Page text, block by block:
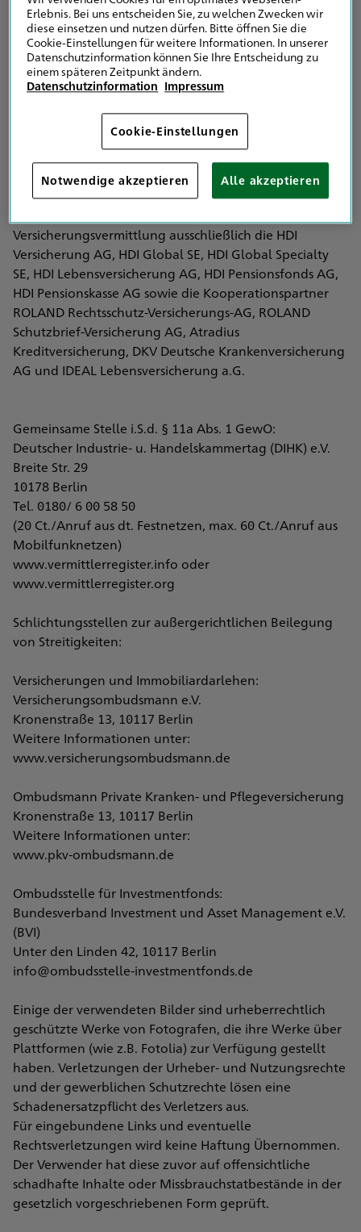
Satz 1 GewO
Vermittlerregister Registernummer: D-JT2B-ZX9RQ-26
Erlaubnis und Registerbehörde:
Sentmaringer Weg 61
Die Erlaubnisbehörde ist auch die Registerbehörde.
Versicherungsvermittlung ausschließlich die HDI
Versicherung AG, HDI Global SE, HDI Global Specialty
SE, HDI Lebensversicherung AG, HDI Pensionsfonds AG,
HDI Pensionskasse AG sowie die Kooperationspartner
ROLAND Rechtsschutz-Versicherungs-AG, ROLAND
Schutzbrief-Versicherung AG, Atradius
Kreditversicherung, DKV Deutsche Krankenversicherung
AG und IDEAL Lebensversicherung a.G.
Gemeinsame Stelle i.S.d. § 11a Abs. 1 GewO:
Deutscher Industrie- u. Handelskammertag (DIHK) e.V.
Breite Str. 29
10178 Berlin
Tel. 0180/ 6 00 58 50
(20 Ct./Anruf aus dt. Festnetzen, max. 60 Ct./Anruf aus
Mobilfunknetzen)
www.vermittlerregister.info oder
www.vermittlerregister.org
Schlichtungsstellen zur außergerichtlichen Beilegung
von Streitigkeiten:
Versicherungen und Immobiliardarlehen:
Versicherungsombudsmann e.V.
Kronenstraße 13, 10117 Berlin
Weitere Informationen unter:
www.versicherungsombudsmann.de
Ombudsmann Private Kranken- und Pflegeversicherung
Kronenstraße 13, 10117 Berlin
Weitere Informationen unter:
www.pkv-ombudsmann.de
Ombudsstelle für Investmentfonds:
Bundesverband Investment und Asset Management e.V.
(BVI)
Unter den Linden 42, 10117 Berlin
info@ombudsstelle-investmentfonds.de
Einige der verwendeten Bilder sind urheberrechtlich
geschützte Werke von Fotografen, die ihre Werke über
Plattformen (wie z.B. Fotolia) zur Verfügung gestellt
haben. Verletzungen der Urheber- und Nutzungsrechte
und der gewerblichen Schutzrechte lösen eine
Schadenersatzpflicht des Verletzers aus.
Für eingebundene Links und eventuelle
Rechtsverletzungen wird keine Haftung Übernommen.
Der Verwender hat diese zuvor auf offensichtliche
schadhafte Inhalte oder Missbrauchstatbestände in der
gesetzlich vorgeschriebenen Form geprüft.
Erlebnis. Bei uns entscheiden Sie, zu welchen Zwecken wir
diese einsetzen und nutzen dürfen. Bitte öffnen Sie die
Cookie-Einstellungen für weitere Informationen. In unserer
Datenschutzinformation können Sie Ihre Entscheidung zu
einem späteren Zeitpunkt ändern.
Datenschutzinformation Impressum
Cookie-Einstellungen
Notwendige akzeptieren Alle akzeptieren